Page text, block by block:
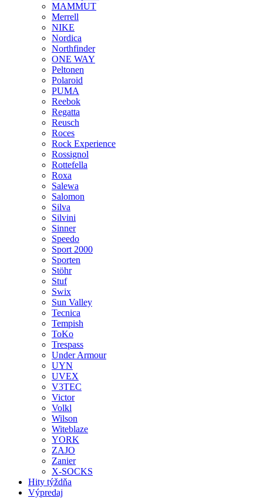
MAMMUT
Merrell
NIKE
Nordica
Northfinder
ONE WAY
Peltonen
Polaroid
PUMA
Reebok
Regatta
Reusch
Roces
Rock Experience
Rossignol
Rottefella
Roxa
Salewa
Salomon
Silva
Silvini
Sinner
Speedo
Sport 2000
Sporten
Stöhr
Stuf
Swix
Sun Valley
Tecnica
Tempish
ToKo
Trespass
Under Armour
UYN
UVEX
V3TEC
Victor
Volkl
Wilson
Witeblaze
YORK
ZAJO
Zanier
X-SOCKS
Hity týždňa
Výpredaj